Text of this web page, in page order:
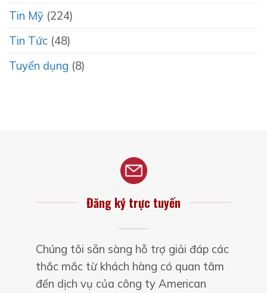
Tin Mỹ (224)
Tin Tức (48)
Tuyển dụng (8)
Đăng ký trực tuyến
Chúng tôi sẵn sàng hỗ trợ giải đáp các
thắc mắc từ khách hàng có quan tâm
đến dịch vụ của công ty American